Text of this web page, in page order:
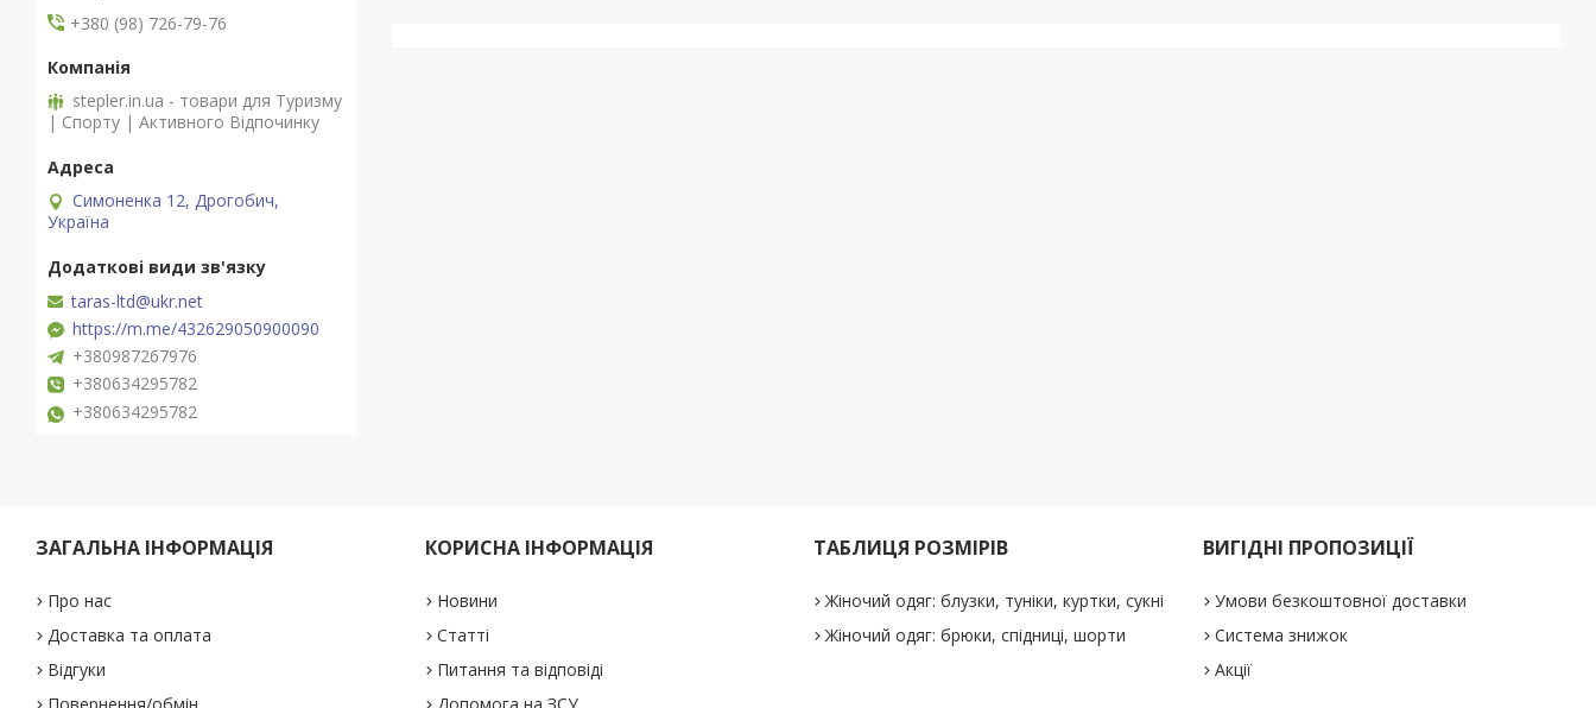
+380 (98) 726-79-76
stepler.in.ua - товари для Туризму
| Спорту | Активного Відпочинку
Симоненка 12, Дрогобич,
Україна
taras-ltd@ukr.net
https://m.me/432629050900090
+380987267976
+380634295782
+380634295782
ЗАГАЛЬНА ІНФОРМАЦІЯ
Про нас
Доставка та оплата
Відгуки
КОРИСНА ІНФОРМАЦІЯ
Новини
Статті
Питання та відповіді
ТАБЛИЦЯ РОЗМІРІВ
Жіночий одяг: блузки, туніки, куртки, сукні
Жіночий одяг: брюки, спідниці, шорти
ВИГІДНІ ПРОПОЗИЦІЇ
Умови безкоштовної доставки
Система знижок
Акції